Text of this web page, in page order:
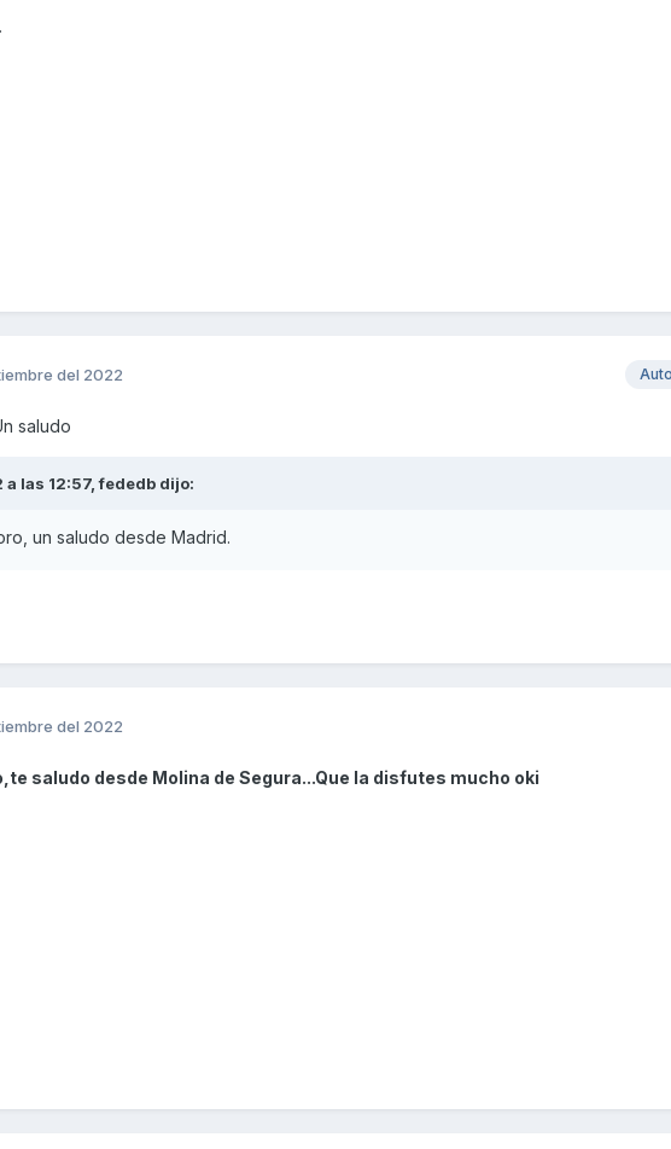
del 2022
saludo
a las 12:57,fededb dijo:
un saludo desde Madrid.
del 2022
saludo desde Molina de Segura...Que la disfutes mucho oki